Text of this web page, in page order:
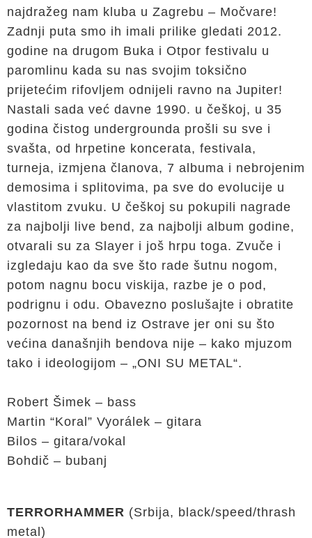
najdražeg nam kluba u Zagrebu – Močvare!
Zadnji puta smo ih imali prilike gledati 2012.
godine na drugom Buka i Otpor festivalu u
paromlinu kada su nas svojim toksično
prijetećim rifovljem odnijeli ravno na Jupiter!
Nastali sada već davne 1990. u češkoj, u 35
godina čistog undergrounda prošli su sve i
svašta, od hrpetine koncerata, festivala,
turneja, izmjena članova, 7 albuma i nebrojenim
demosima i splitovima, pa sve do evolucije u
vlastitom zvuku. U češkoj su pokupili nagrade
za najbolji live bend, za najbolji album godine,
otvarali su za Slayer i još hrpu toga. Zvuče i
izgledaju kao da sve što rade šutnu nogom,
potom nagnu bocu viskija, razbe je o pod,
podrignu i odu. Obavezno poslušajte i obratite
pozornost na bend iz Ostrave jer oni su što
većina današnjih bendova nije – kako mjuzom
tako i ideologijom – „ONI SU METAL“.
Robert Šimek – bass
Martin “Koral” Vyorálek – gitara
Bilos – gitara/vokal
Bohdič – bubanj
TERRORHAMMER (Srbija, black/speed/thrash
metal)